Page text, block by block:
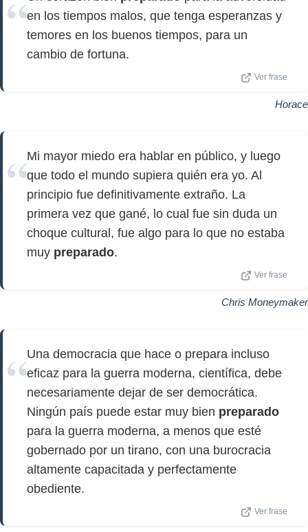
en los tiempos malos, que tenga esperanzas y
temores en los buenos tiempos, para un
cambio de fortuna.
Ver frase
Horace
Mi mayor miedo era hablar en público, y luego
que todo el mundo supiera quién era yo. Al
principio fue definitivamente extraño. La
primera vez que gané, lo cual fue sin duda un
choque cultural, fue algo para lo que no estaba
muy preparado.
Ver frase
Chris Moneymaker
Una democracia que hace o prepara incluso
eficaz para la guerra moderna, científica, debe
necesariamente dejar de ser democrática.
Ningún país puede estar muy bien preparado
para la guerra moderna, a menos que esté
gobernado por un tirano, con una burocracia
altamente capacitada y perfectamente
obediente.
Ver frase